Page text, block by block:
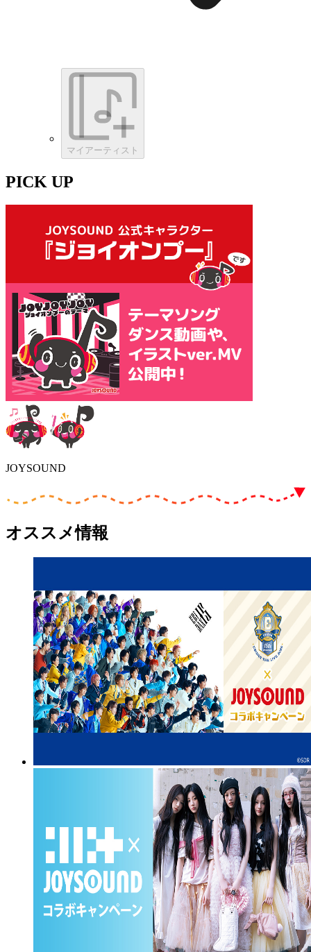
マイアーティスト
PICK UP
JOYSOUND
オススメ情報